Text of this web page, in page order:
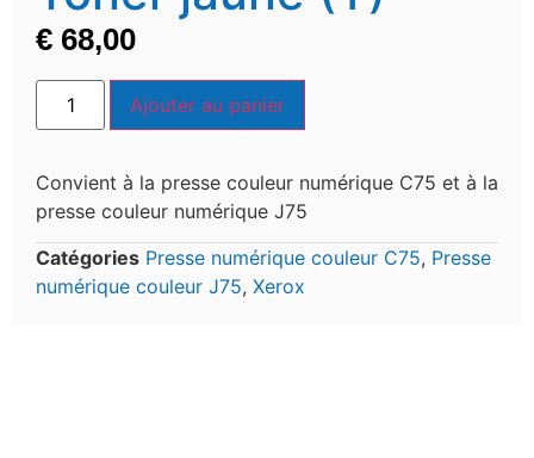
€ 68,00
Ajouter au panier
Convient à la presse couleur numérique C75 et à la
presse couleur numérique J75
Catégories Presse numérique couleur C75, Presse
numérique couleur J75, Xerox